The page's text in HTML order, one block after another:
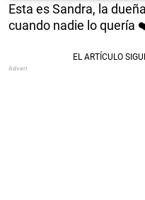
Esta es Sandra, la
cuando nadie lo quería